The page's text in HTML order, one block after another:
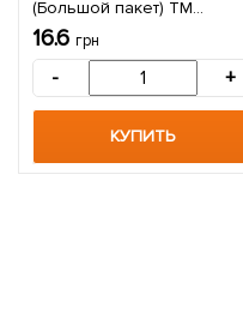
(Большой пакет) ТМ
"Весна" 4г
16.6 грн
- +
КУПИТЬ